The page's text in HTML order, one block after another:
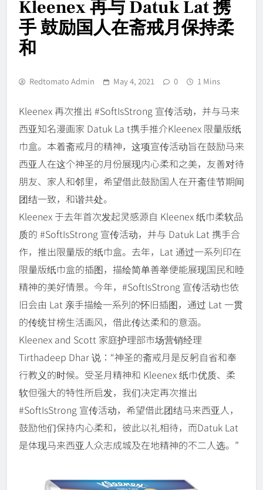
Kleenex 再与 Datuk Lat 携
手 鼓励国人在斋戒月保持柔
和
Redtomato Admin May 4, 2021 0 1 Mins
Kleenex 再次推出 #SoftIsStrong 宣传活动，并与马来
西亚知名漫画家 Datuk La t携手推介Kleenex 限量版纸
巾盒。本着斋戒月的精神，这项宣传活动旨在鼓励马来
西亚人在这个神圣的月份展现内心柔和之美，友善对待
朋友、家人和邻里，希望借此鼓励国人在开斋佳节期间
团结一致，和谐共处。
Kleenex 于去年首次发起灵感源自 Kleenex 纸巾柔软品
质的 #SoftIsStrong 宣传活动，并与 Datuk Lat 携手合
作，推出限量版的纸巾盒。去年，Lat 通过一系列印在
限量版纸巾盒的插图，描绘简单善举便能展现国民和睦
精神的美好情景。今年，#SoftIsStrong 宣传活动也依
旧会由 Lat 亲手描绘一系列的怀旧插图，通过 Lat 一贯
的传统甘榜生活画风，借此传达柔和的意涵。
Kleenex and Scott 家庭护理部市场营销经理
Tirthadeep Dhar 说：“神圣的斋戒月是反躬自省和奉
行教义的时候。受圣月精神和 Kleenex 纸巾优质、柔
软但强大的特性所启发，我们决定再次推出
#SoftIsStrong 宣传活动，希望借此团结马来西亚人，
鼓励他们保持内心柔和，彼此以礼相待，而Datuk Lat
是体现马来西亚人众志成城及在地精神的不二人选。”